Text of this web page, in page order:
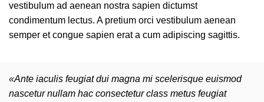
vestibulum ad aenean nostra sapien dictumst
condimentum lectus. A pretium orci vestibulum aenean
semper et congue sapien erat a cum adipiscing sagittis.
«Ante iaculis feugiat dui magna mi scelerisque euismod
nascetur nullam hac consectetur class metus feugiat